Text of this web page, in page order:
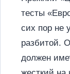
тесты
сих пор не
разбитой.
должен